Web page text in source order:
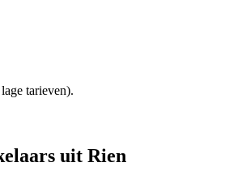
tarieven).
uit Rien